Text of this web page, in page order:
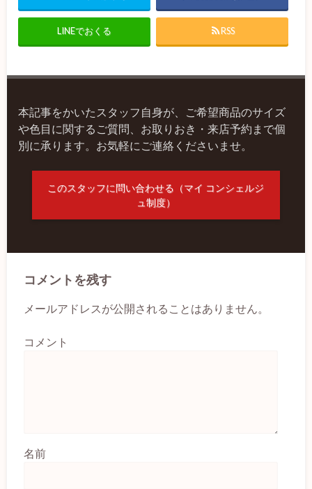
LINEでおくる RSS
本記事をかいたスタッフ自身が、ご希望商品のサイズ
や色目に関するご質問、お取りおき・来店予約まで個
別に承ります。お気軽にご連絡くださいませ。
このスタッフに問い合わせる（マイ コンシェルジ
ュ制度）
コメントを残す
メールアドレスが公開されることはありません。
コメント
名前